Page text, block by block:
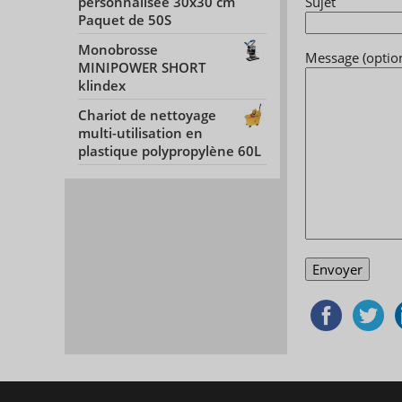
Message
Paquet de 50S
Monobrosse
MINIPOWER SHORT
klindex
Chariot de nettoyage
multi-utilisation en
plastique polypropylène 60L